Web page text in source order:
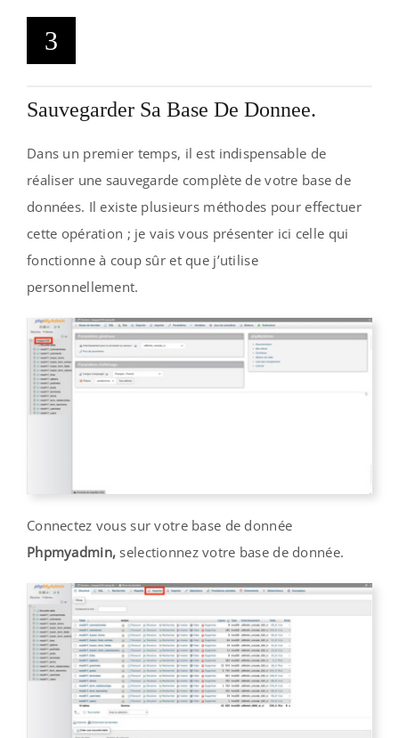
3
Sauvegarder Sa Base De Donnee.
Dans un premier temps, il est indispensable de
réaliser une sauvegarde complète de votre base de
données. Il existe plusieurs méthodes pour effectuer
cette opération ; je vais vous présenter ici celle qui
fonctionne à coup sûr et que j’utilise
personnellement.
Connectez vous sur votre base de donnée
Phpmyadmin,selectionnez votre base de donnée.